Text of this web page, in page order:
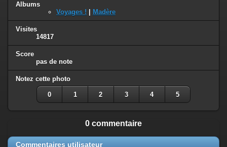
Albums
Voyages !
Madère
Visites
14817
Score
pas de note
Notez cette photo
0 1 2 3 4 5
0 commentaire
Commentaires utilisateur